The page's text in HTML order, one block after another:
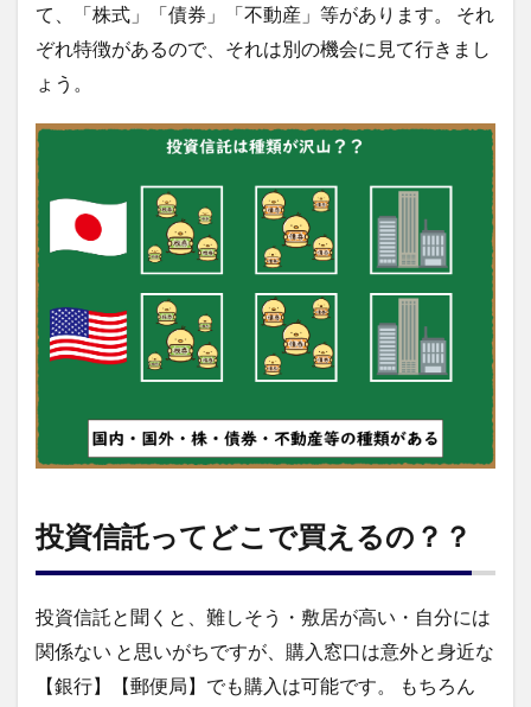
て、「株式」「債券」「不動産」等があります。 それ
ぞれ特徴があるので、それは別の機会に見て行きまし
ょう。
投資信託ってどこで買えるの？？
投資信託と聞くと、難しそう・敷居が高い・自分には
関係ない と思いがちですが、購入窓口は意外と身近な
【銀行】【郵便局】でも購入は可能です。 もちろん